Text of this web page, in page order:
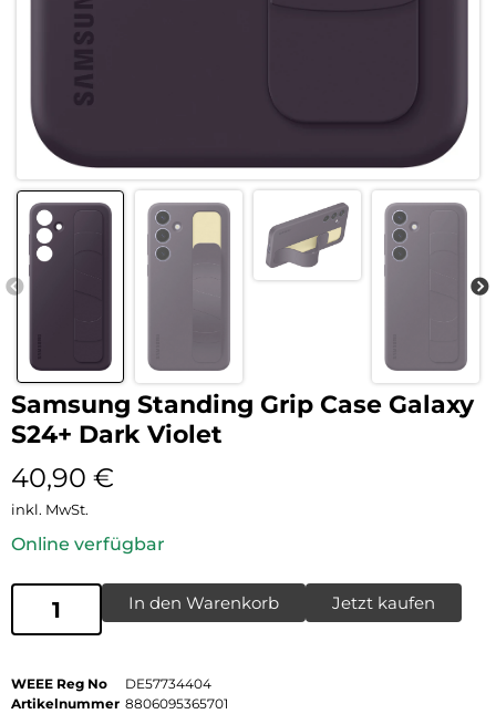
Samsung Standing Grip Case Galaxy
S24+ Dark Violet
40,90 €
inkl. MwSt.
Online verfügbar
In den Warenkorb Jetzt kaufen
WEEE Reg No
DE57734404
Artikelnummer 8806095365701